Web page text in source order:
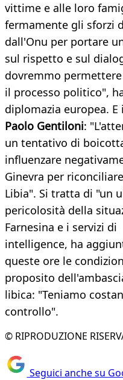
vittime e alle loro
fermamente gli sforzi
dall'Onu per portare
sul rispetto e sul
dovremmo
il processo politico",
diplomazia europea.
Paolo Gentiloni:
un tentativo di
influenzare
Ginevra per
Libia". Si tratta di "un
pericolosità della
Farnesina e i servizi di
intelligence, ha
queste ore le
proposito
libica: "Teniamo
controllo".
© RIPRODUZIONE
Seguici anche su